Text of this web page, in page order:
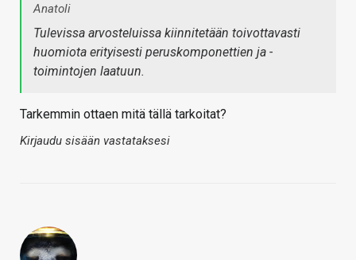
Anatoli
Tulevissa arvosteluissa kiinnitetään toivottavasti
huomiota erityisesti peruskomponettien ja -
toimintojen laatuun.
Tarkemmin ottaen mitä tällä tarkoitat?
Kirjaudu sisään vastataksesi